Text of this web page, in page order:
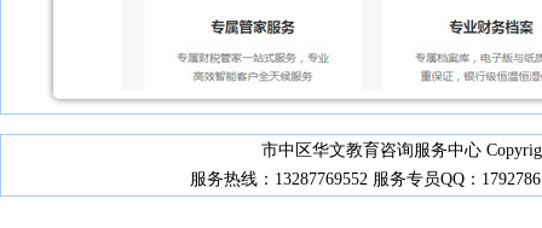
市中区华文教育咨询服务中心
服务热线：13287769552 服务专员QQ：